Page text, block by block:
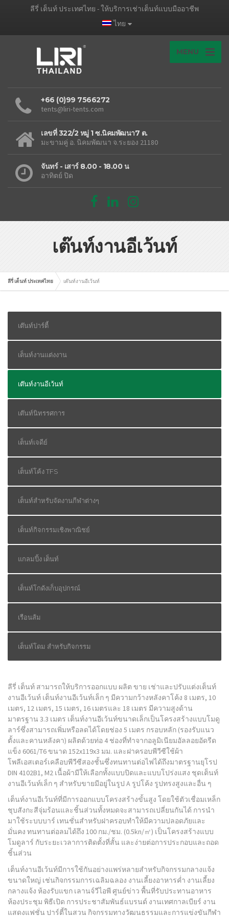
ลีรี่ เต็นท์ ประเทศไทย - ให้บริการเช่าเต็นท์แบบมืออาชีพ
ไทย
MENU
+66 (0)99 7566272
tents@liri-tents.com
เลขที่ 322/2 หมู่ 1 ซ.นิคมพัฒนา7 ต.
มะขามคู่ อ. นิคมพัฒนา จ.ระยอง 21180
จันทร์ - เสาร์ 8.00 - 18.00 น
อาทิตย์ ปิด
เต๊นท์งานอีเว้นท์
ลีรี่ เต็นท์ ประเทศไทย เต๊นท์งานอีเว้นท์
เต๊นท์ปาร์ตี้
เต็นท์งานแต่งงาน
เต๊นท์งานอีเว้นท์
เต๊นท์นิทรรศการ
เต็นท์เจดีย์
เต็นท์โค้ง TFS
เต็นท์สำหรับจัดงานกีฬาต่างๆ
เต็นท์กิจกรรมเชิงพาณิชย์
แกลมปิ้ง เต็นท์
เต็นท์โกดังเก็บอุปกรณ์
เรือนส้ม
เต็นท์โดม สำหรับกิจกรรม
ลีรี่ เต็นท์ สามารถให้บริการออกแบบ ผลิต ขาย เช่าและปรับแต่งเต็นท์
งานอีเว้นท์ เต็นท์งานอีเว้นท์เล็ก ๆ มีความกว้างหลังคาโค้ง 8 เมตร, 10
เมตร, 12 เมตร, 15 เมตร, 16 เมตรและ 18 เมตร มีความสูงด้าน
มาตรฐาน 3.3 เมตร เต็นท์งานอีเว้นท์ขนาดเล็กเป็นโครงสร้างแบบโมดู
ลาร์ซึ่งสามารถเพิ่มหรือลดได้โดยช่อง 5 เมตร กรอบหลัก (รองรับแนว
ตั้งและคานหลังคา) ผลิตด้วยท่อ 4 ช่องที่ทำจากอลูมิเนียมอัลลอยอัดรีด
แข็ง 6061/T6 ขนาด 152x119x3 มม. และฝาครอบพีวีซีใช้ผ้า
โพลีเอสเตอร์เคลือบพีวีซีสองชั้นซึ่งทนทานต่อไฟได้ถึงมาตรฐานยุโรป
DIN 4102B1, M2 เนื้อผ้ามีให้เลือกทั้งแบบปิดและแบบโปร่งแสง ชุดเต็นท์
งานอีเว้นท์เล็ก ๆ สำหรับขายมีอยู่ในรูป A รูปโค้ง รูปทรงสูงและอื่น ๆ
เต็นท์งานอีเว้นท์ที่มีการออกแบบโครงสร้างขั้นสูง โดยใช้ตัวเชื่อมเหล็ก
ชุบสังกะสีจุ่มร้อนและชิ้นส่วนทั้งหมดจะสามารถเปลี่ยนกันได้ การนำ
มาใช้ระบบบาร์ เทนชั่นสำหรับฝาครอบทำให้มีความปลอดภัยและ
มั่นคง ทนทานต่อลมได้ถึง 100 กม./ชม. (0.5kn/㎡) เป็นโครงสร้างแบบ
โมดูลาร์ กับระยะเวลาการติดตั้งที่สั้น และง่ายต่อการประกอบและถอด
ชิ้นส่วน
เต็นท์งานอีเว้นท์มีการใช้กันอย่างแพร่หลายสำหรับกิจกรรมกลางแจ้ง
ขนาดใหญ่ เช่นกิจกรรมการเฉลิมฉลอง งานเลี้ยงอาหารค่ำ งานเลี้ยง
กลางแจ้ง ห้องรับแขก เลานจ์วีไอพี ศูนย์ข่าว พื้นที่รับประทานอาหาร
ห้องประชุม พิธีเปิด การประชาสัมพันธ์แบรนด์ งานเทศกาลเบียร์ งาน
แสดงแฟชั่น ปาร์ตี้ในสวน กิจกรรมทางวัฒนธรรมและการแข่งขันกีฬา